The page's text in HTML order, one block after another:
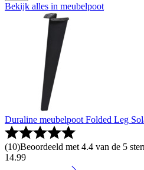
Bekijk alles in meubelpoot
Duraline meubelpoot Folded Leg
(10)Beoordeeld met 4.4 van de 5
14.99